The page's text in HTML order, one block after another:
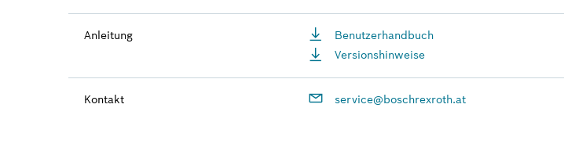
Anleitung
Benutzerhandbuch
Versionshinweise
Kontakt service@boschrexroth.at